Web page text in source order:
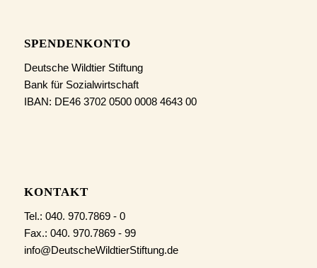
SPENDENKONTO
Deutsche Wildtier Stiftung
Bank für Sozialwirtschaft
IBAN: DE46 3702 0500 0008 4643 00
KONTAKT
Tel.: 040. 970.7869 - 0
Fax.: 040. 970.7869 - 99
info@DeutscheWildtierStiftung.de